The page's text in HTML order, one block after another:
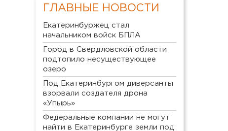
ГЛАВНЫЕ НОВОСТИ
Екатеринбуржец стал
начальником войск БПЛА
Город в Свердловской области
подтопило несуществующее
озеро
Под Екатеринбургом диверсанты
взорвали создателя дрона
«Упырь»
Федеральные компании не могут
найти в Екатеринбурге земли под